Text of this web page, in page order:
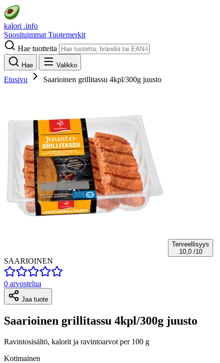
kalori .info
Suosituimmat Tuotemerkit
Hae tuotteita
Hae Valikko
Etusivu Saarioinen grillitassu 4kpl/300g juusto
Terveellisyys
10,0 /10
SAARIOINEN
0 arvostelua
Jaa tuote
Saarioinen grillitassu 4kpl/300g juusto
Ravintosisältö, kalorit ja ravintoarvot per 100 g
Kotimainen